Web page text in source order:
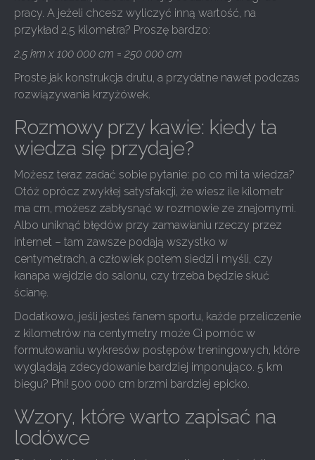
pracy. A jeżeli chcesz wyliczyć inną wartość, na
przykład 2,5 kilometra? Proszę bardzo:
2,5 km x 100 000 cm = 250 000 cm
Proste jak konstrukcja drutu, a przydatne nawet podczas
rozwiązywania krzyżówek.
Rozmowy przy kawie: kiedy ta
wiedza się przydaje?
Możesz teraz zadać sobie pytanie: po co mi ta wiedza?
Otóż oprócz zwykłej satysfakcji, że wiesz ile kilometr
ma cm, możesz zabłysnąć w rozmowie ze znajomymi.
Albo uniknąć błędów przy zamawianiu rzeczy przez
internet – tam zawsze podają wszystko w
centymetrach, a człowiek potem siedzi i myśli, czy
kanapa wejdzie do salonu, czy trzeba będzie skuć
ścianę.
Dodatkowo, jeśli jesteś fanem sportu, każde przeliczenie
z kilometrów na centymetry może Ci pomóc w
formułowaniu wykresów postępów treningowych, które
wyglądają zdecydowanie bardziej imponująco. 5 km
biegu? Phi! 500 000 cm brzmi bardziej epicko.
Wzory, które warto zapisać na
lodówce